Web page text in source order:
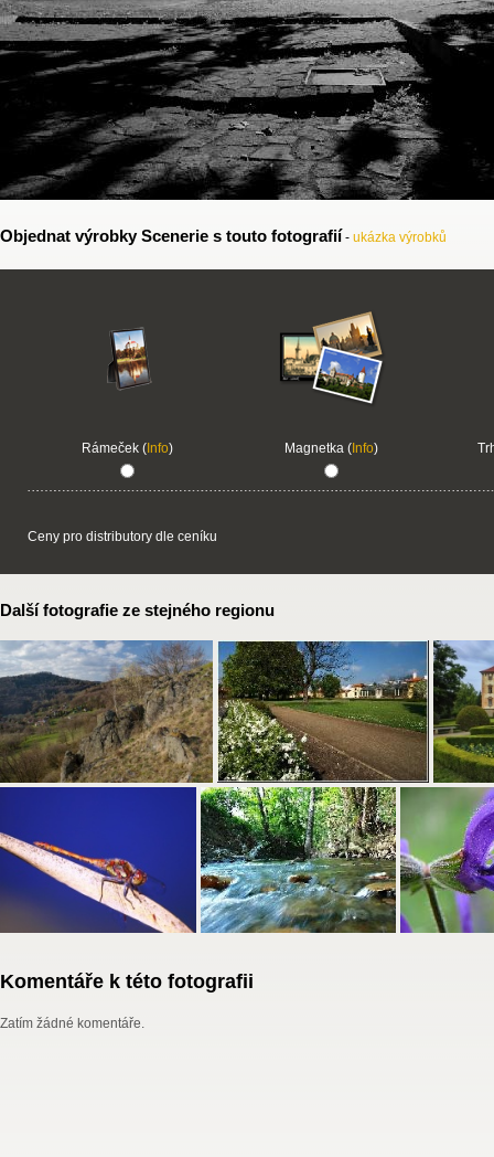
Objednat výrobky Scenerie s touto fotografií - ukázka výrobků
Rámeček (Info) Magnetka (Info)
Ceny pro distributory dle ceníku
Další fotografie ze stejného regionu
Komentáře k této fotografii
Zatím žádné komentáře.